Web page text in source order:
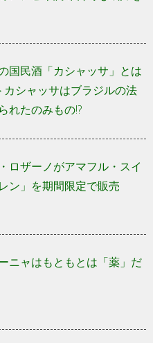
国民酒「カシャッサ」とは
カシャッサはブラジルの法
れたのみもの!?
ロザーノがアマフル・スイ
ン」を期間限定で販売
ニャはもともとは「薬」だ